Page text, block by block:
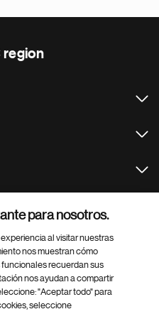
region
para nosotros.
al visitar nuestras
nos muestran cómo
funcionales recuerdan sus
nos ayudan a compartir
"Aceptar todo" para
seleccione